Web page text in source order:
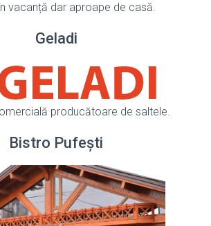
vacanță dar aproape de casă.
Geladi
producătoare de saltele.
Bistro Pufești